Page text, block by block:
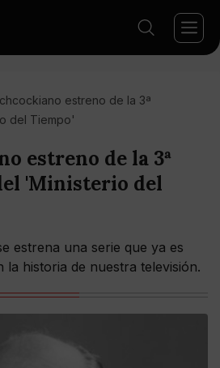
estreno de la 3ª
del Tiempo'
estreno de la 3ª
'Ministerio del
estrena una serie que ya es
historia de nuestra televisión.